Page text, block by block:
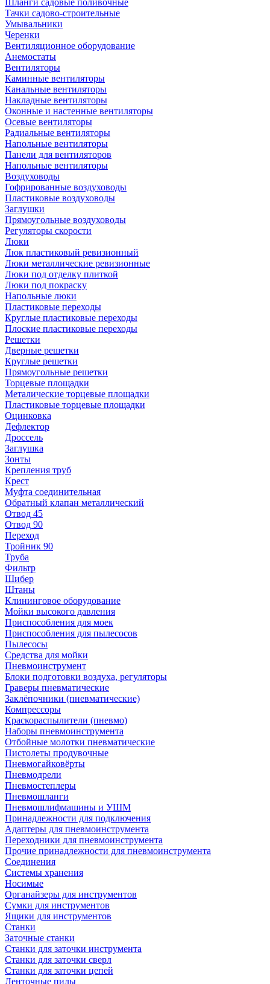
Шланги садовые поливочные
Тачки садово-строительные
Умывальники
Черенки
Вентиляционное оборудование
Анемостаты
Вентиляторы
Каминные вентиляторы
Канальные вентиляторы
Накладные вентиляторы
Оконные и настенные вентиляторы
Осевые вентиляторы
Радиальные вентиляторы
Напольные вентиляторы
Панели для вентиляторов
Напольные вентиляторы
Воздуховоды
Гофрированные воздуховоды
Пластиковые воздуховоды
Заглушки
Прямоугольные воздуховоды
Регуляторы скорости
Люки
Люк пластиковый ревизионный
Люки металлические ревизионные
Люки под отделку плиткой
Люки под покраску
Напольные люки
Пластиковые переходы
Круглые пластиковые переходы
Плоские пластиковые переходы
Решетки
Дверные решетки
Круглые решетки
Прямоугольные решетки
Торцевые площадки
Металические торцевые площадки
Пластиковые торцевые площадки
Оцинковка
Дефлектор
Дроссель
Заглушка
Зонты
Крепления труб
Крест
Муфта соединительная
Обратный клапан металлический
Отвод 45
Отвод 90
Переход
Тройник 90
Труба
Фильтр
Шибер
Штаны
Клининговое оборудование
Мойки высокого давления
Приспособления для моек
Приспособления для пылесосов
Пылесосы
Средства для мойки
Пневмоинструмент
Блоки подготовки воздуха, регуляторы
Граверы пневматические
Заклёпочники (пневматические)
Компрессоры
Краскораспылители (пневмо)
Наборы пневмоинструмента
Отбойные молотки пневматические
Пистолеты продувочные
Пневмогайковёрты
Пневмодрели
Пневмостеплеры
Пневмошланги
Пневмошлифмашины и УШМ
Принадлежности для подключения
Адаптеры для пневмоинструмента
Переходники для пневмоинструмента
Прочие принадлежности для пневмоинструмента
Соединения
Системы хранения
Носимые
Органайзеры для инструментов
Сумки для инструментов
Ящики для инструментов
Станки
Заточные станки
Станки для заточки инструмента
Станки для заточки сверл
Станки для заточки цепей
Ленточные пилы